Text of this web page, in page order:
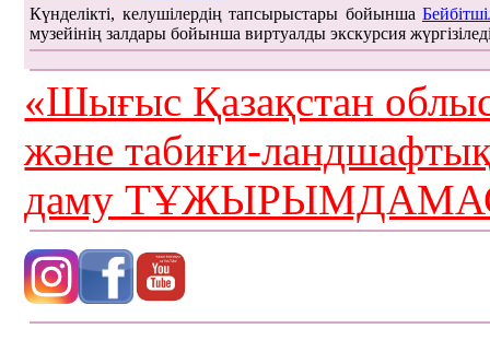
Күнделікті, келушілердің тапсырыстары бойынша
музейінің залдары бойынша виртуалды экскурсия
«Шығыс Қазақстан
және табиғи-
даму